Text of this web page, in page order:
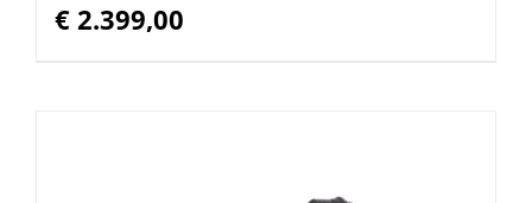
€ 2.399,00